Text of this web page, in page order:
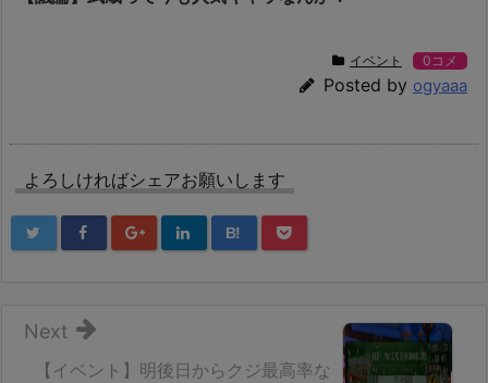
イベント 0コメ
Posted by ogyaaa
よろしければシェアお願いします
B!
【イベント】明後日からクジ最高率な
Next